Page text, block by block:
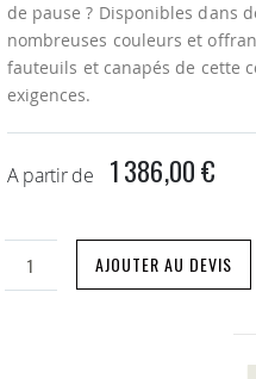
de pause ? Disponibles dans
nombreuses couleurs et
fauteuils et canapés de cette
exigences.
A partir de 1 386,00 €
AJOUTER AU DEVIS